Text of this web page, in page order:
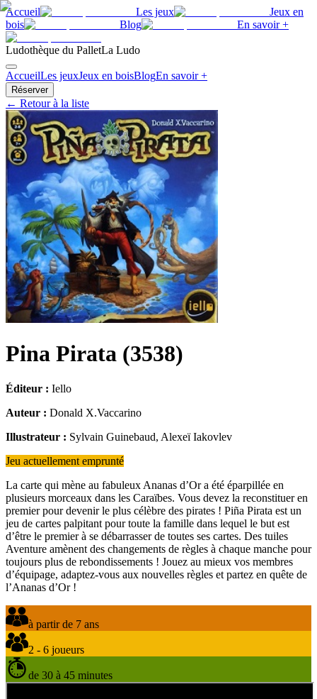
Accueil Les jeux
Jeux en
bois
Blog En savoir +
Ludothèque du PalletLa Ludo
AccueilLes jeuxJeux en boisBlogEn savoir +
Réserver
← Retour à la liste
Pina Pirata (3538)
Éditeur : Iello
Auteur : Donald X.Vaccarino
Illustrateur : Sylvain Guinebaud, Alexeï Iakovlev
Jeu actuellement emprunté
La carte qui mène au fabuleux Ananas d’Or a été éparpillée en
plusieurs morceaux dans les Caraïbes. Vous devez la reconstituer en
premier pour devenir le plus célèbre des pirates ! Piña Pirata est un
jeu de cartes palpitant pour toute la famille dans lequel le but est
d’être le premier à se débarrasser de toutes ses cartes. Des tuiles
Aventure amènent des changements de règles à chaque manche pour
toujours plus de rebondissements ! Jouez au mieux vos membres
d’équipage, adaptez-vous aux nouvelles règles et partez en quête de
l’Ananas d’Or !
à partir de 7 ans
2 - 6 joueurs
de 30 à 45 minutes